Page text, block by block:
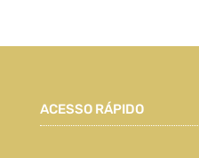
ACESSO RÁPIDO